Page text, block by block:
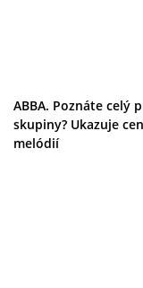
ABBA. Poznáte celý
skupiny? Ukazuje
melódií